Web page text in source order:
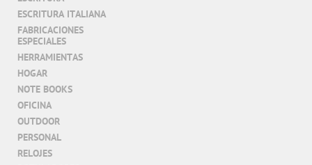
ESCRITURA ITALIANA
FABRICACIONES
ESPECIALES
HERRAMIENTAS
HOGAR
NOTE BOOKS
OFICINA
OUTDOOR
PERSONAL
RELOJES